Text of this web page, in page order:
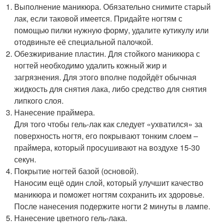
Выполнение маникюра. Обязательно снимите старый
лак, если таковой имеется. Придайте ногтям с
помощью пилки нужную форму, удалите кутикулу или
отодвиньте её специальной палочкой.
Обезжиривание пластин. Для стойкого маникюра с
ногтей необходимо удалить кожный жир и
загрязнения. Для этого вполне подойдёт обычная
жидкость для снятия лака, либо средство для снятия
липкого слоя.
Нанесение праймера.
Для того чтобы гель-лак как следует «ухватился» за
поверхность ногтя, его покрывают тонким слоем –
праймера, который просушивают на воздухе 15-30
секун.
Покрытие ногтей базой (основой).
Наносим ещё один слой, который улучшит качество
маникюра и поможет ногтям сохранить их здоровье.
После нанесения подержите ногти 2 минуты в лампе.
Нанесение цветного гель-лака.